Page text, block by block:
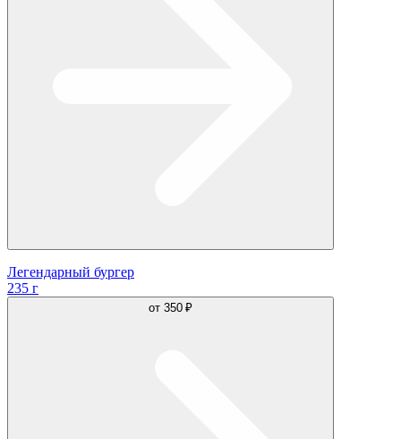
Легендарный бургер
235 г
от 350 ₽